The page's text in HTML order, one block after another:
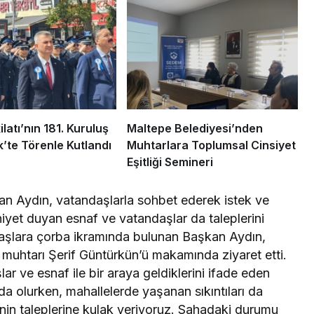
181. Kuruluş
Törenle Kutlandı
Maltepe Belediyesi’nden
Muhtarlara Toplumsal Cinsiyet
Eşitliği Semineri
Aydın, vatandaşlarla sohbet ederek istek ve
duyan esnaf ve vatandaşlar da taleplerini
çorba ikramında bulunan Başkan Aydın,
Şerif Güntürkün’ü makamında ziyaret etti.
ve esnaf ile bir araya geldiklerini ifade eden
olurken, mahallelerde yaşanan sıkıntıları da
taleplerine kulak veriyoruz. Sahadaki durumu